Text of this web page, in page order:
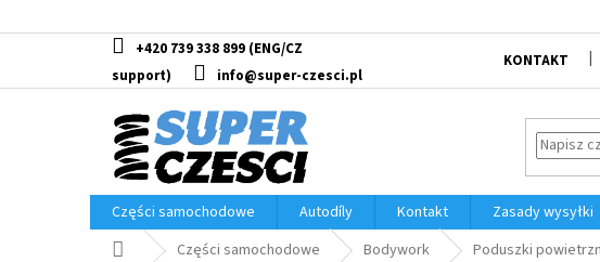
do
+420 739 338 899
info@super-czesci.pl
KONTAKT
Części samochodowe Autodíly Kontakt Zasady wysyłki
Home Części samochodowe Bodywork Poduszki